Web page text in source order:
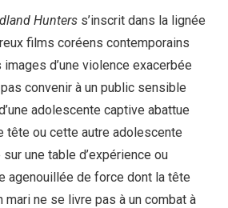
Hunters s’inscrit dans la lignée
films coréens contemporains
d’une violence exacerbée
convenir à un public sensible
adolescente captive abattue
tête ou cette autre adolescente
une table d’expérience ou
agenouillée de force dont la tête
mari ne se livre pas à un combat à